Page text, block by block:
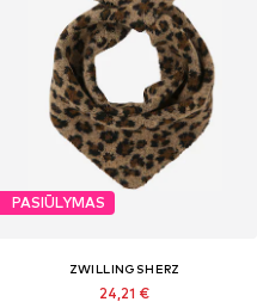
PASIŪLYMAS
ZWILLINGSHERZ
24,21 €